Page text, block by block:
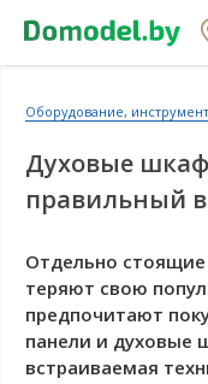
Оборудование, инструмент
Духовые
правильный
Отдельно
теряют свою
предпочитают
панели и духовые
встраиваемая